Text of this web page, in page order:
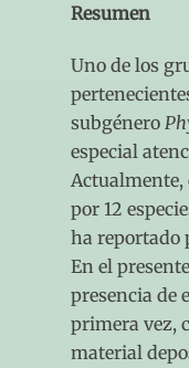
Resumen
Uno de los
subgénero
especial
Actualmente,
por 12
ha reportado
En el
presencia de
primera vez,
material